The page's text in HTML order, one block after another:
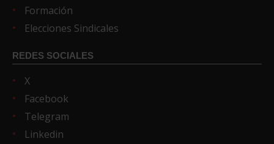
Formación
Elecciones Sindicales
REDES SOCIALES
X
Facebook
Telegram
Linkedin